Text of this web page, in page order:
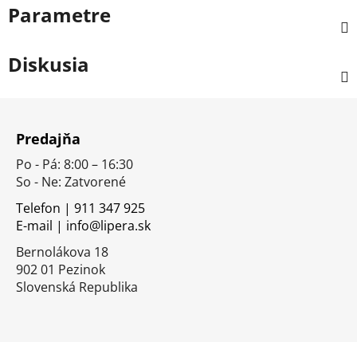
Parametre
Diskusia
Predajňa
Po - Pá: 8:00 – 16:30
So - Ne: Zatvorené
Telefon | 911 347 925
E-mail | info@lipera.sk
Bernolákova 18
902 01 Pezinok
Slovenská Republika